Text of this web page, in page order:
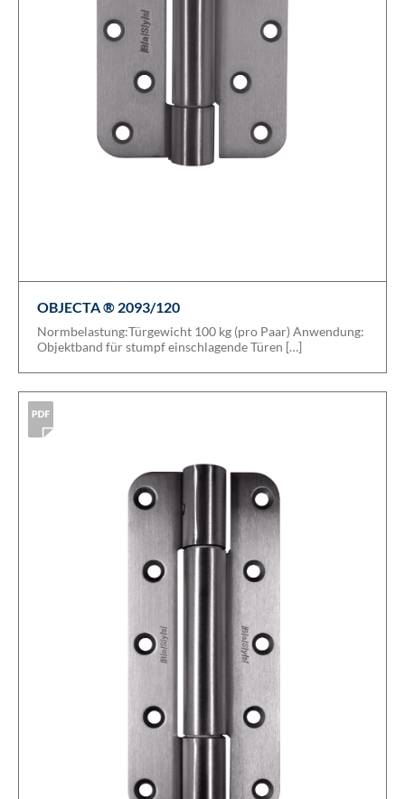
OBJECTA ® 2093/120
Normbelastung:Türgewicht 100 kg (pro Paar) Anwendung:
Objektband für stumpf einschlagende Türen […]